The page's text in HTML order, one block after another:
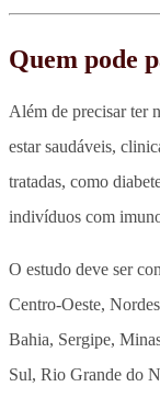
Quem pode
Além de precisar ter
estar saudáveis,
tratadas, como
indivíduos com
O estudo deve ser
Centro-Oeste,
Bahia, Sergipe,
Sul, Rio Grande do